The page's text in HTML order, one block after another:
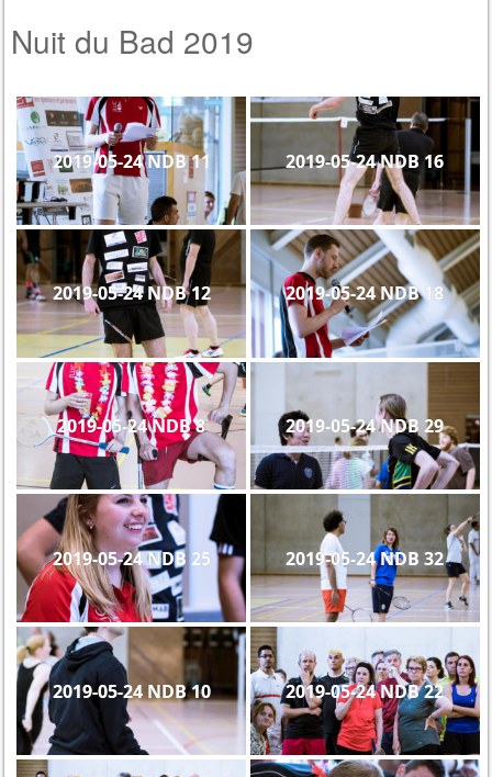
Nuit du Bad 2019
2019-05-24 NDB 11 2019-05-24 NDB 16
2019-05-24 NDB 12 2019-05-24 NDB 18
2019-05-24 NDB 8 2019-05-24 NDB 29
2019-05-24 NDB 25 2019-05-24 NDB 32
2019-05-24 NDB 10 2019-05-24 NDB 22